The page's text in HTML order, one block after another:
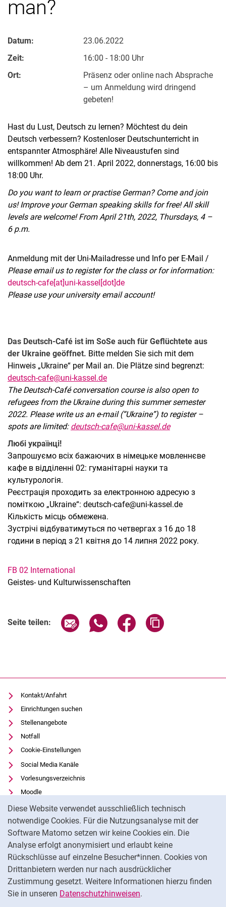
Diese Website verwendet ausschließlich technisch
notwendige Cookies. Für die Nutzungsanalyse mit der
Software Matomo setzen wir keine Cookies ein. Die
Analyse erfolgt anonymisiert und erlaubt keine
Rückschlüsse auf einzelne Besucher*innen. Cookies von
Drittanbietern werden nur nach ausdrücklicher
Zustimmung gesetzt. Weitere Informationen hierzu finden
Sie in unseren Datenschutzhinweisen.
man?
Datum:
23.06.2022
Zeit:
16:00 - 18:00 Uhr
Ort:
Präsenz oder online nach Absprache
– um Anmeldung wird dringend
gebeten!
Hast du Lust, Deutsch zu lernen? Möchtest du dein
Deutsch verbessern? Kostenloser Deutschunterricht in
entspannter Atmosphäre! Alle Niveaustufen sind
willkommen! Ab dem 21. April 2022, donnerstags, 16:00 bis
18:00 Uhr.
Do you want to learn or practise German? Come and join
us! Improve your German speaking skills for free! All skill
levels are welcome! From April 21th, 2022, Thursdays, 4 –
6 p.m.
Anmeldung mit der Uni-Mailadresse und Info per E-Mail /
Please email us to register for the class or for information:
deutsch-cafe[at]uni-kassel[dot]de
Please use your university email account!
Das Deutsch-Café ist im SoSe auch für Geflüchtete aus
der Ukraine geöffnet. Bitte melden Sie sich mit dem
Hinweis „Ukraine“ per Mail an. Die Plätze sind begrenzt:
deutsch-cafe@uni-kassel.de
The Deutsch-Café conversation course is also open to
refugees from the Ukraine during this summer semester
2022. Please write us an e-mail (“Ukraine”) to register –
spots are limited: deutsch-cafe@uni-kassel.de
Любі українці!
Запрошуємо всіх бажаючих в німецьке мовленнєве
кафе в відділенні 02: гуманітарні науки та
культурологія.
Реєстрація проходить за електронною адресую з
поміткою „Ukraine“: deutsch-cafe@uni-kassel.de
Кількість місць обмежена.
Зустрічі відбуватимуться по четвергах з 16 до 18
години в період з 21 квітня до 14 липня 2022 року.
FB 02 International
Geistes- und Kulturwissenschaften
Seite teilen: Seite über E-Mail teilen
Seite über WhatsApp teilen
Seite über Facebook
Kontakt/Anfahrt
Einrichtungen suchen
Stellenangebote
Notfall
Cookie-Einstellungen
Social Media Kanäle
Vorlesungsverzeichnis
Moodle
Panopto
Universitätsbibliothek
Datenschutz
Barrierefreiheit
Transparenter KI-Einsatz